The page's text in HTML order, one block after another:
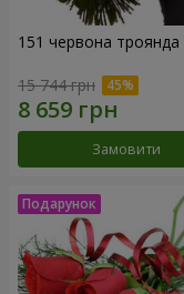
151 червона троянда
15 744 грн
Замовити